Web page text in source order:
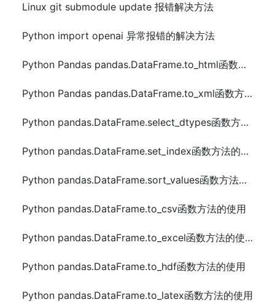
Linux git submodule update 报错解决方法
Python import openai 异常报错的解决方法
Python Pandas pandas.DataFrame.to_html函数方法的使用
Python Pandas pandas.DataFrame.to_xml函数方法的使用
Python pandas.DataFrame.select_dtypes函数方法的使用
Python pandas.DataFrame.set_index函数方法的使用
Python pandas.DataFrame.sort_values函数方法的使用
Python pandas.DataFrame.to_csv函数方法的使用
Python pandas.DataFrame.to_excel函数方法的使用
Python pandas.DataFrame.to_hdf函数方法的使用
Python pandas.DataFrame.to_latex函数方法的使用